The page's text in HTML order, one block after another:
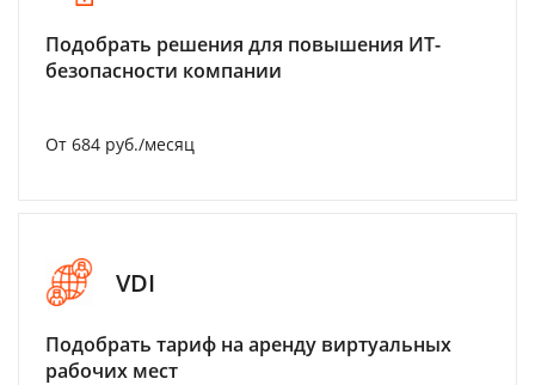
Подобрать решения для повышения ИТ-
безопасности компании
От 684 руб./месяц
VDI
Подобрать тариф на аренду виртуальных
рабочих мест